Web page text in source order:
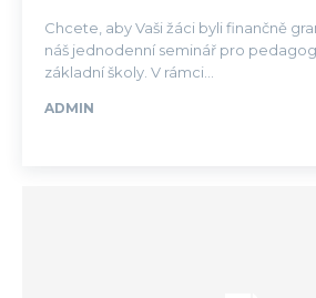
Chcete, aby Vaši žáci byli finančně
náš jednodenní seminář pro
základní školy. V rámci...
ADMIN